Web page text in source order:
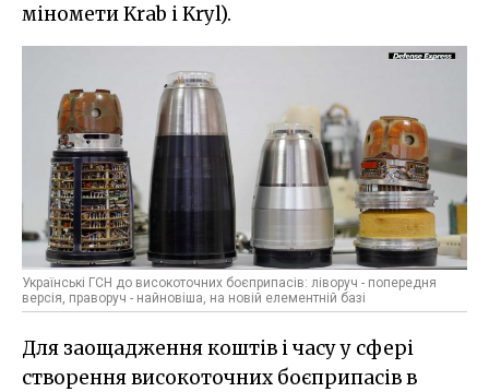
міномети Krab i Kryl).
Українські ГСН до високоточних боєприпасів: ліворуч - попередня
версія, праворуч - найновіша, на новій елементній базі
Для заощадження коштів і часу у сфері
створення високоточних боєприпасів в